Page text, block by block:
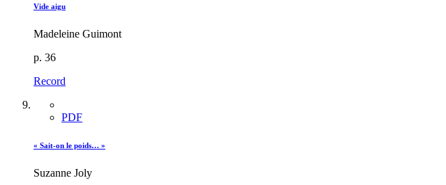
Vide aigu
Madeleine Guimont
p. 36
Record
PDF
« Sait-on le poids… »
Suzanne Joly